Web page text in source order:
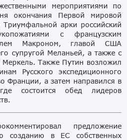
мероприятиями по
окончания Первой мировой
арки российский
с французским
Макроном, главой США
супругой Меланьей, а также с
Также Путин возложил
Русского экспедиционного
Франции, а затем направился в
состоится обед лидеров
предложение
созданию в ЕС собственных